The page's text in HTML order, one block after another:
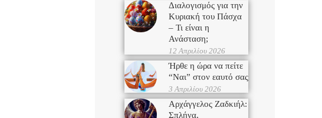
Διαλογισμός για την
Κυριακή του Πάσχα
– Τι είναι η
Ανάσταση;
12 Απριλίου 2026
Ήρθε η ώρα να πείτε
“Ναι” στον εαυτό σας
3 Απριλίου 2026
Αρχάγγελος Ζαδκιήλ:
Σπλήνα,